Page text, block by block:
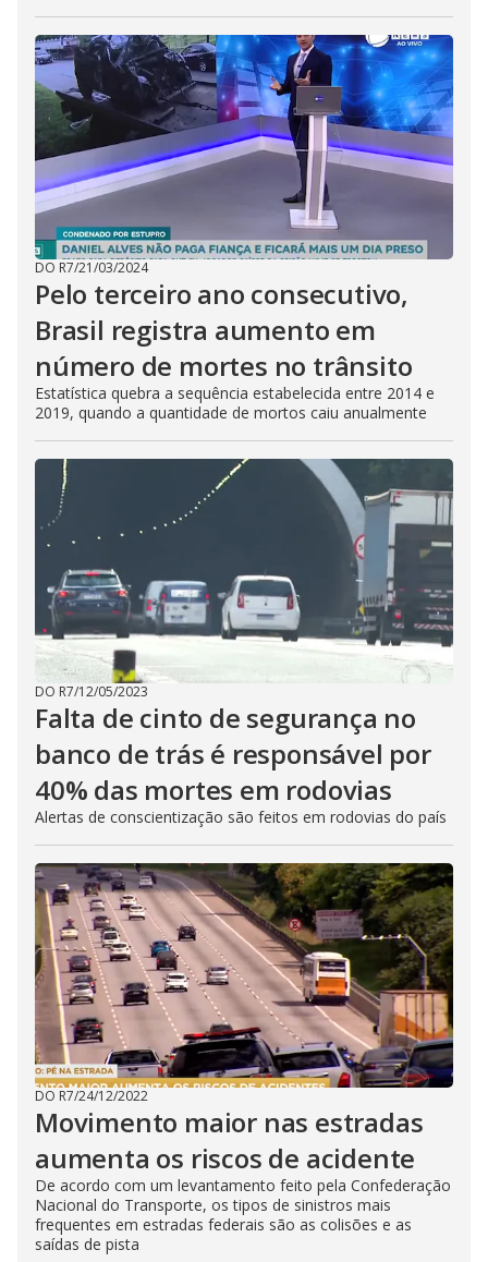
DO R7/21/03/2024
Pelo terceiro ano consecutivo,
Brasil registra aumento em
número de mortes no trânsito
Estatística quebra a sequência estabelecida entre 2014 e
2019, quando a quantidade de mortos caiu anualmente
DO R7/12/05/2023
Falta de cinto de segurança no
banco de trás é responsável por
40% das mortes em rodovias
Alertas de conscientização são feitos em rodovias do país
DO R7/24/12/2022
Movimento maior nas estradas
aumenta os riscos de acidente
De acordo com um levantamento feito pela Confederação
Nacional do Transporte, os tipos de sinistros mais
frequentes em estradas federais são as colisões e as
saídas de pista